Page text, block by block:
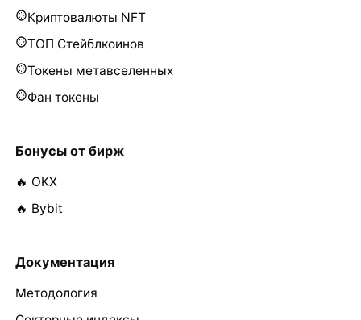
Криптовалюты NFT
ТОП Стейблкоинов
Токены метавселенных
Фан токены
Бонусы от бирж
🔥 OKX
🔥 Bybit
Документация
Методология